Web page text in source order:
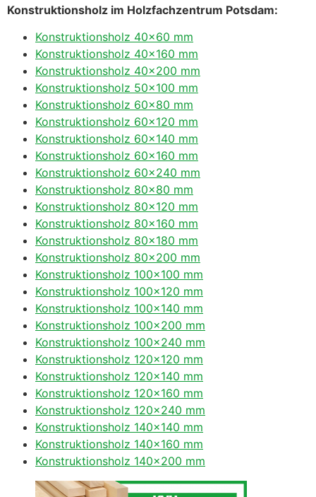
Konstruktionsholz im Holzfachzentrum Potsdam:
Konstruktionsholz 40×60 mm
Konstruktionsholz 40×160 mm
Konstruktionsholz 40×200 mm
Konstruktionsholz 50×100 mm
Konstruktionsholz 60×80 mm
Konstruktionsholz 60×120 mm
Konstruktionsholz 60×140 mm
Konstruktionsholz 60×160 mm
Konstruktionsholz 60×240 mm
Konstruktionsholz 80×80 mm
Konstruktionsholz 80×120 mm
Konstruktionsholz 80×160 mm
Konstruktionsholz 80×180 mm
Konstruktionsholz 80×200 mm
Konstruktionsholz 100×100 mm
Konstruktionsholz 100×120 mm
Konstruktionsholz 100×140 mm
Konstruktionsholz 100×200 mm
Konstruktionsholz 100×240 mm
Konstruktionsholz 120×120 mm
Konstruktionsholz 120×140 mm
Konstruktionsholz 120×160 mm
Konstruktionsholz 120×240 mm
Konstruktionsholz 140×140 mm
Konstruktionsholz 140×160 mm
Konstruktionsholz 140×200 mm